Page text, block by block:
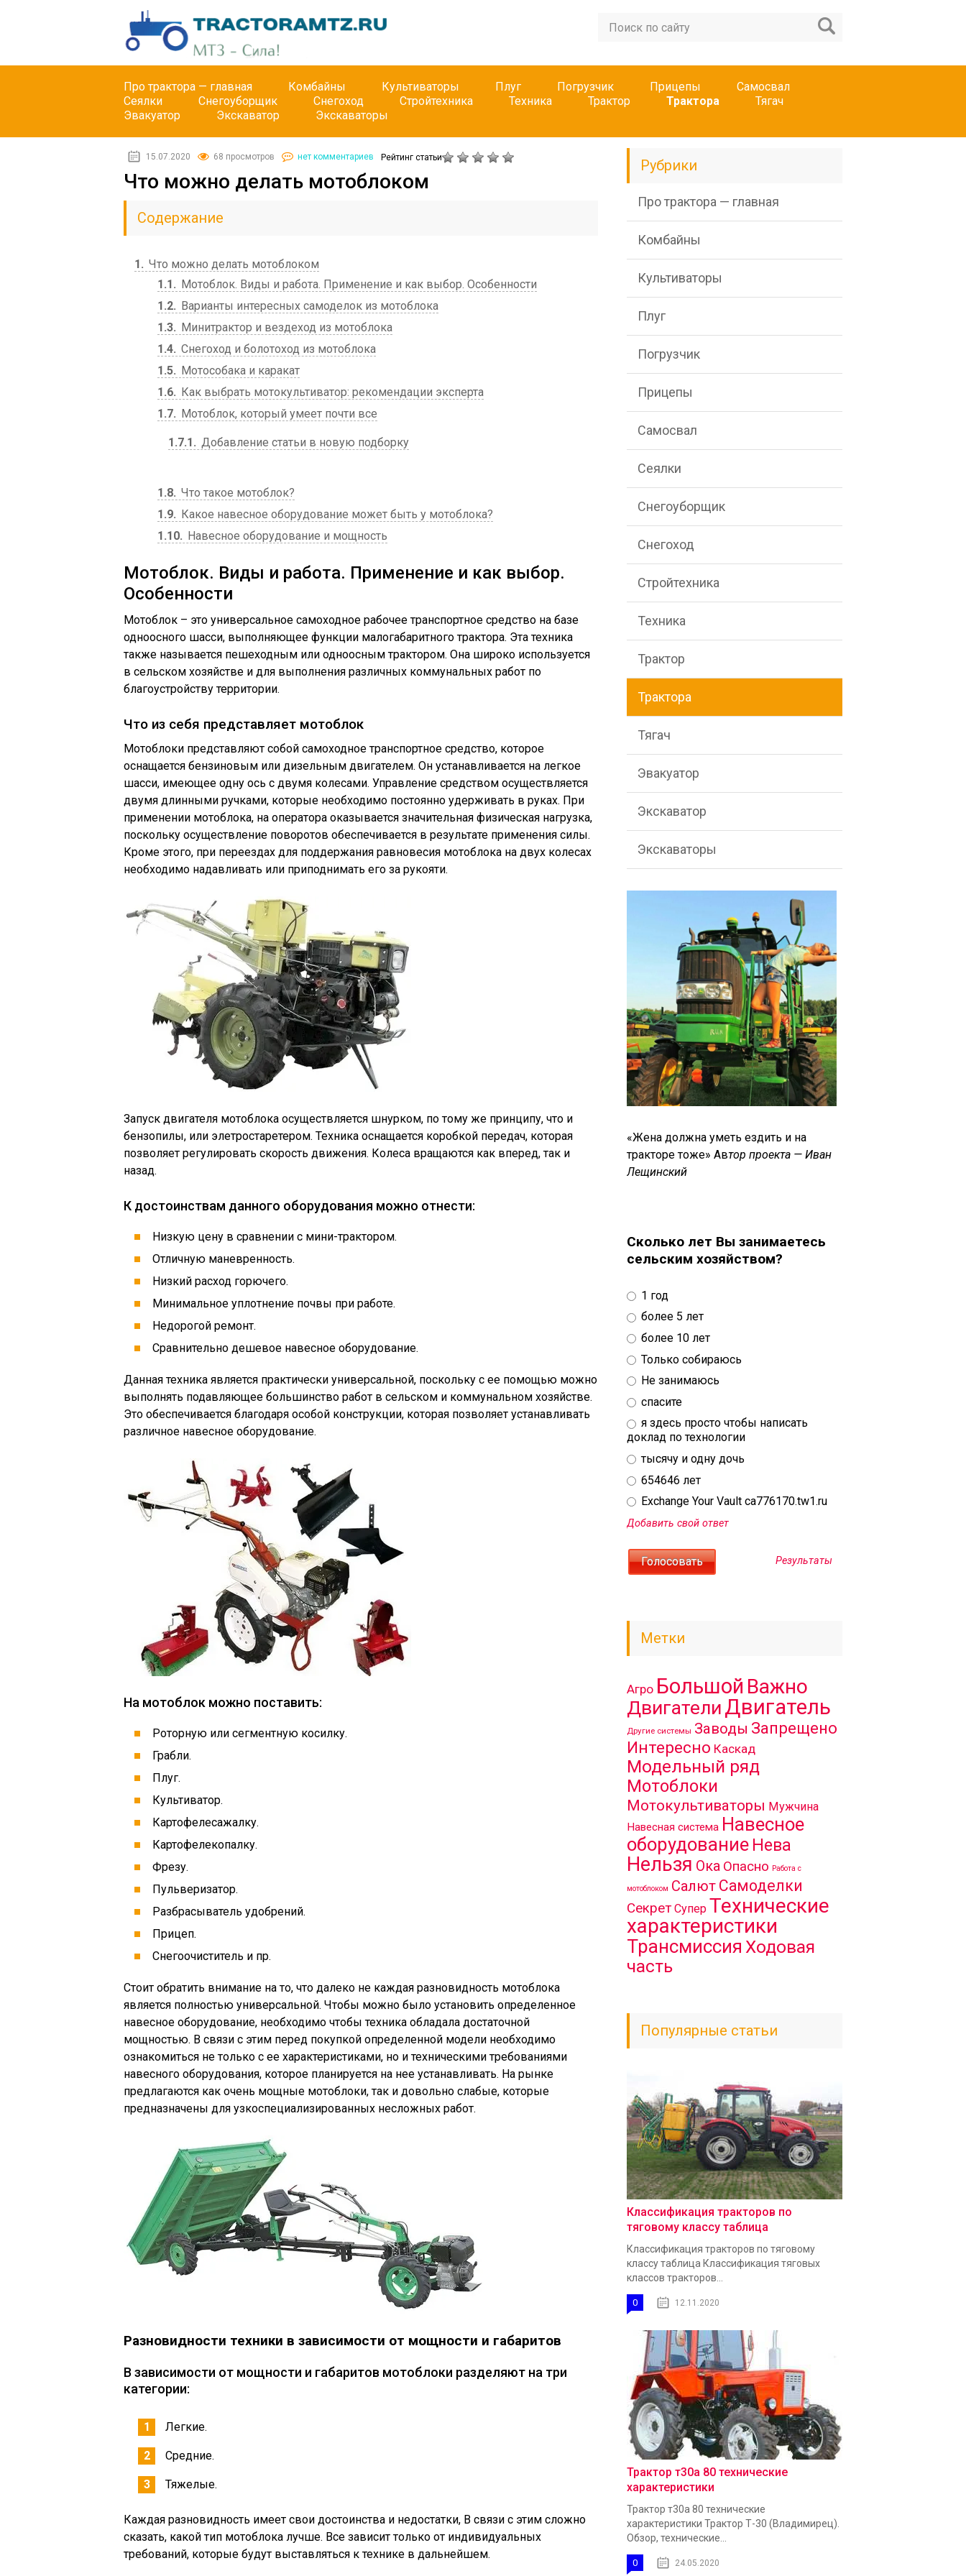
Про трактора — главная Комбайны Культиваторы Плуг Погрузчик Прицепы
Самосвал
Сеялки
Снегоуборщик Снегоход Стройтехника Техника Трактор Трактора
Тягач
Эвакуатор
Экскаватор Экскаваторы
15.07.2020 68 просмотров нет комментариев Рейтинг статьи
Что можно делать мотоблоком
Содержание
1
Что можно делать мотоблоком
1.1
Мотоблок. Виды и работа. Применение и как выбор. Особенности
1.2
Варианты интересных самоделок из мотоблока
1.3
Минитрактор и вездеход из мотоблока
1.4 Снегоход и болотоход из мотоблока
1.5
Мотособака и каракат
1.6
Как выбрать мотокультиватор: рекомендации эксперта
1.7
Мотоблок, который умеет почти все
1.7.1 Добавление статьи в новую подборку
1.8 Что такое мотоблок?
1.9
Какое навесное оборудование может быть у мотоблока?
1.10
Навесное оборудование и мощность
Мотоблок. Виды и работа. Применение и как выбор.
Особенности
Мотоблок – это универсальное самоходное рабочее транспортное средство на базе
одноосного шасси, выполняющее функции малогабаритного трактора. Эта техника
также называется пешеходным или одноосным трактором. Она широко используется
в сельском хозяйстве и для выполнения различных коммунальных работ по
благоустройству территории.
Что из себя представляет мотоблок
Мотоблоки представляют собой самоходное транспортное средство, которое
оснащается бензиновым или дизельным двигателем. Он устанавливается на легкое
шасси, имеющее одну ось с двумя колесами. Управление средством осуществляется
двумя длинными ручками, которые необходимо постоянно удерживать в руках. При
применении мотоблока, на оператора оказывается значительная физическая нагрузка,
поскольку осуществление поворотов обеспечивается в результате применения силы.
Кроме этого, при переездах для поддержания равновесия мотоблока на двух колесах
необходимо надавливать или приподнимать его за рукояти.
Запуск двигателя мотоблока осуществляется шнурком, по тому же принципу, что и
бензопилы, или элетростаретером. Техника оснащается коробкой передач, которая
позволяет регулировать скорость движения. Колеса вращаются как вперед, так и
назад.
К достоинствам данного оборудования можно отнести:
Низкую цену в сравнении с мини-трактором.
Отличную маневренность.
Низкий расход горючего.
Минимальное уплотнение почвы при работе.
Недорогой ремонт.
Сравнительно дешевое навесное оборудование.
Данная техника является практически универсальной, поскольку с ее помощью можно
выполнять подавляющее большинство работ в сельском и коммунальном хозяйстве.
Это обеспечивается благодаря особой конструкции, которая позволяет устанавливать
различное навесное оборудование.
На мотоблок можно поставить:
Роторную или сегментную косилку.
Грабли.
Плуг.
Культиватор.
Картофелесажалку.
Картофелекопалку.
Фрезу.
Пульверизатор.
Разбрасыватель удобрений.
Прицеп.
Снегоочиститель и пр.
Стоит обратить внимание на то, что далеко не каждая разновидность мотоблока
является полностью универсальной. Чтобы можно было установить определенное
навесное оборудование, необходимо чтобы техника обладала достаточной
мощностью. В связи с этим перед покупкой определенной модели необходимо
ознакомиться не только с ее характеристиками, но и техническими требованиями
навесного оборудования, которое планируется на нее устанавливать. На рынке
предлагаются как очень мощные мотоблоки, так и довольно слабые, которые
предназначены для узкоспециализированных несложных работ.
Разновидности техники в зависимости от мощности и габаритов
В зависимости от мощности и габаритов мотоблоки разделяют на три
категории:
Легкие.
Средние.
Тяжелые.
Каждая разновидность имеет свои достоинства и недостатки, В связи с этим сложно
сказать, какой тип мотоблока лучше. Все зависит только от индивидуальных
требований, которые будут выставляться к технике в дальнейшем.
Рубрики
Про трактора — главная
Комбайны
Культиваторы
Плуг
Погрузчик
Прицепы
Самосвал
Сеялки
Снегоуборщик
Снегоход
Стройтехника
Техника
Трактор
Трактора
Тягач
Эвакуатор
Экскаватор
Экскаваторы
«Жена должна уметь ездить и на
тракторе тоже» Автор проекта — Иван
Лещинский
Сколько лет Вы занимаетесь
сельским хозяйством?
1 год
более 5 лет
более 10 лет
Только собираюсь
Не занимаюсь
спасите
я здесь просто чтобы написать
доклад по технологии
тысячу и одну дочь
654646 лет
Exchange Your Vault ca776170.tw1.ru
Добавить свой ответ
Результаты
Метки
Агро Большой Важно
ДвигателиДвигатель
Другие системы Заводы Запрещено
Интересно Каскад
Модельный ряд
Мотоблоки
Мотокультиваторы Мужчина
Навесная система Навесное
оборудование Нева
Нельзя Ока Опасно Работа с
мотоблоком Салют Самоделки
Секрет Супер Технические
характеристики
Трансмиссия Ходовая
часть
Популярные статьи
Классификация тракторов по
тяговому классу таблица
Классификация тракторов по тяговому
классу таблица Классификация тяговых
классов тракторов...
0 12.11.2020
Трактор т30а 80 технические
характеристики
Трактор т30а 80 технические
характеристики Трактор Т-30 (Владимирец).
Обзор, технические...
0 24.05.2020